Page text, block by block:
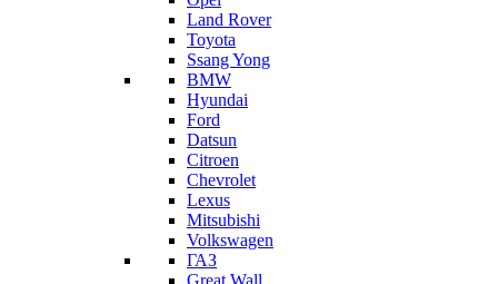
Land Rover
Toyota
Ssang Yong
BMW
Hyundai
Ford
Datsun
Citroen
Chevrolet
Lexus
Mitsubishi
Volkswagen
ГАЗ
Great Wall